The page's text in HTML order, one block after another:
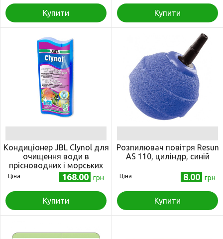
Купити Купити
Кондиціонер JBL Clynol для
очищення води в
прісноводних і морських
акваріумах, 100 мл
Ціна 168.00 грн
Купити
Розпилювач повітря Resun
AS 110, циліндр, синій
Ціна 8.00 грн
Купити